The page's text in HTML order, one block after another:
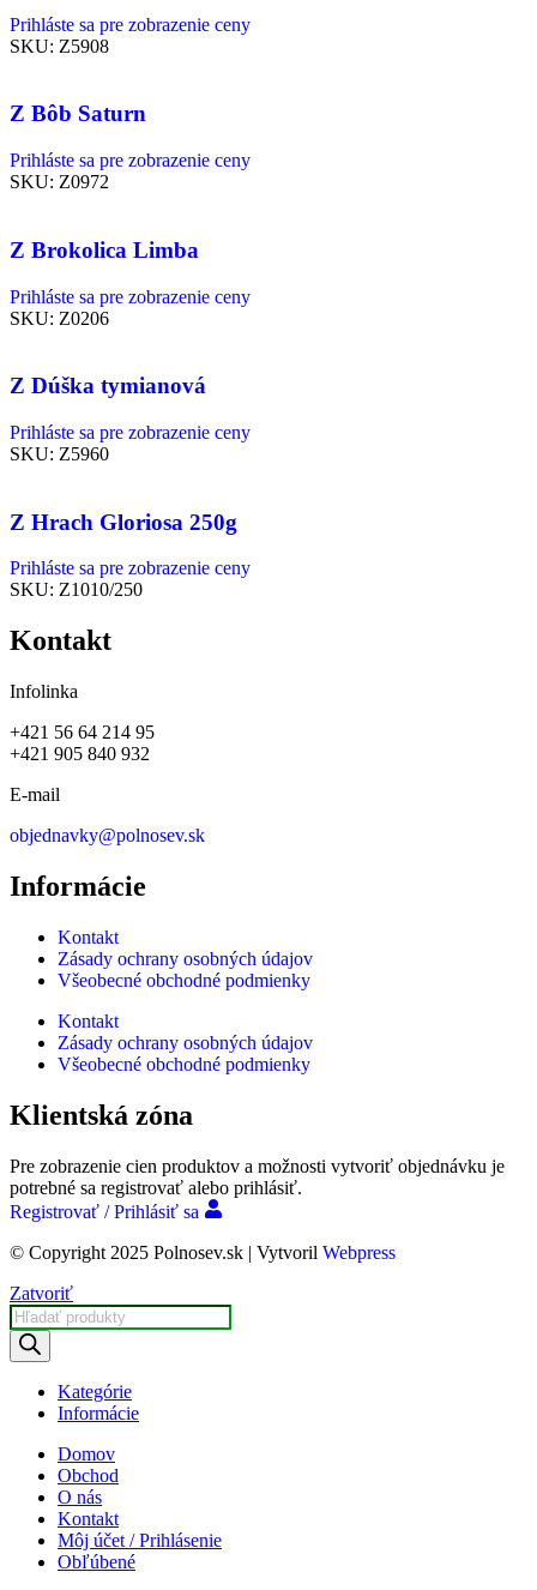
Prihláste sa pre zobrazenie ceny
SKU: Z5908
Z Bôb Saturn
Prihláste sa pre zobrazenie ceny
SKU: Z0972
Z Brokolica Limba
Prihláste sa pre zobrazenie ceny
SKU: Z0206
Z Dúška tymianová
Prihláste sa pre zobrazenie ceny
SKU: Z5960
Z Hrach Gloriosa 250g
Prihláste sa pre zobrazenie ceny
SKU: Z1010/250
Kontakt
Infolinka
+421 56 64 214 95
+421 905 840 932
E-mail
objednavky@polnosev.sk
Informácie
Kontakt
Zásady ochrany osobných údajov
Všeobecné obchodné podmienky
Kontakt
Zásady ochrany osobných údajov
Všeobecné obchodné podmienky
Klientská zóna
Pre zobrazenie cien produktov a možnosti vytvoriť objednávku je
potrebné sa registrovať alebo prihlásiť.
Registrovať / Prihlásiť sa
© Copyright 2025 Polnosev.sk | Vytvoril Webpress
Zatvoriť
Products
search
Kategórie
Informácie
Domov
Obchod
O nás
Kontakt
Môj účet / Prihlásenie
Obľúbené